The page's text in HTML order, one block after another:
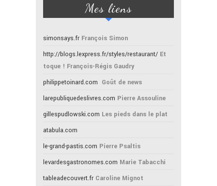
Mes liens
simonsays.fr François Simon
http://blogs.lexpress.fr/styles/restaurant/ Et
toque ! François-Régis Gaudry
philippetoinard.com Goût de news
larepubliquedeslivres.com Pierre Assouline
gillespudlowski.com Les pieds dans le plat
atabula.com
le-grand-pastis.com Pierre Psaltis
levardesgastronomes.com Marie Tabacchi
tableadecouvert.fr Caroline Mignot